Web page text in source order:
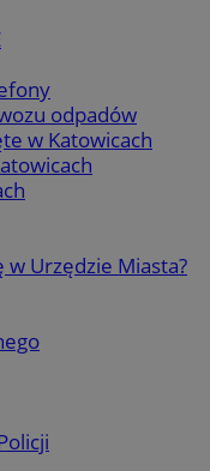
odpadów
w Katowicach
w Urzędzie Miasta?